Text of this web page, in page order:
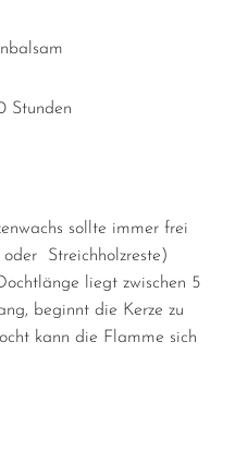
Stunden
sollte immer frei
oder Streichholzreste)
liegt zwischen 5
beginnt die Kerze zu
kann die Flamme sich